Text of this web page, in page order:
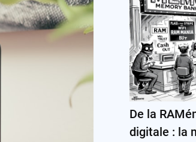
De la
digitale : la